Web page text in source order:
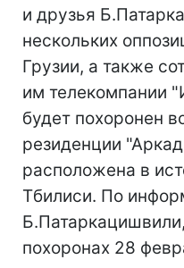
и друзья
нескольких
Грузии, а также
им телекомпании
будет похоронен
резиденции
расположена в
Тбилиси. По
похоронах 28